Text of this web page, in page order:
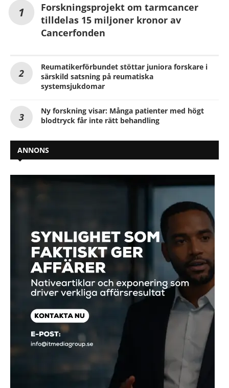
Forskningsprojekt om tarmcancer
tilldelas 15 miljoner kronor av
Cancerfonden
Reumatikerförbundet stöttar juniora forskare i
särskild satsning på reumatiska
systemsjukdomar
Ny forskning visar: Många patienter med högt
blodtryck får inte rätt behandling
ANNONS